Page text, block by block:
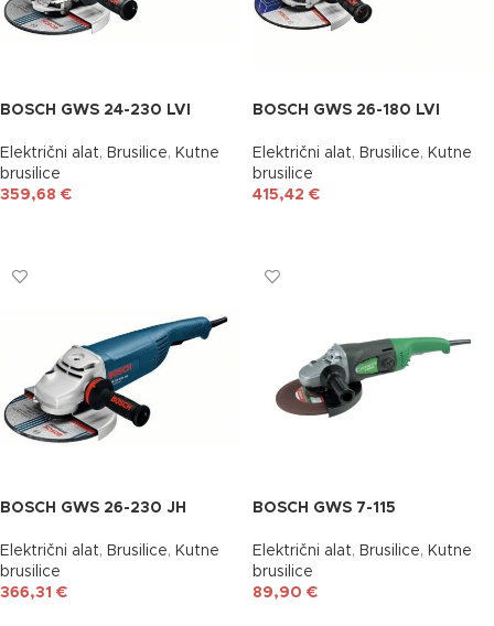
BOSCH GWS 24-230 LVI
Električni alat, Brusilice, Kutne
brusilice
359,68 €
BOSCH GWS 26-180 LVI
Električni alat, Brusilice, Kutne
brusilice
415,42 €
BOSCH GWS 26-230 JH
Električni alat, Brusilice, Kutne
brusilice
366,31 €
BOSCH GWS 7-115
Električni alat, Brusilice, Kutne
brusilice
89,90 €